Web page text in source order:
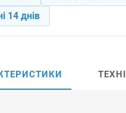
14 днів